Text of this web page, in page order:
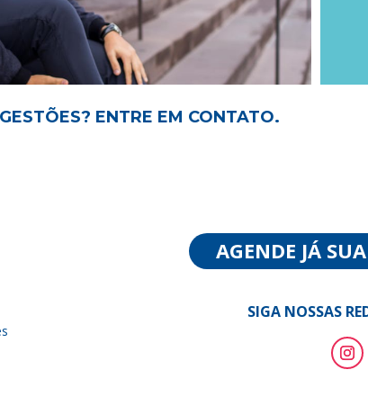
ENTRE EM CONTATO.
AGENDE JÁ
SIGA NOSSAS